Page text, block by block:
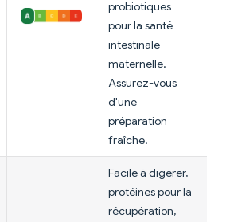
probiotiques
pour la santé
intestinale
maternelle.
Assurez-vous
d'une
préparation
fraîche.
Facile à digérer,
protéines pour la
récupération,